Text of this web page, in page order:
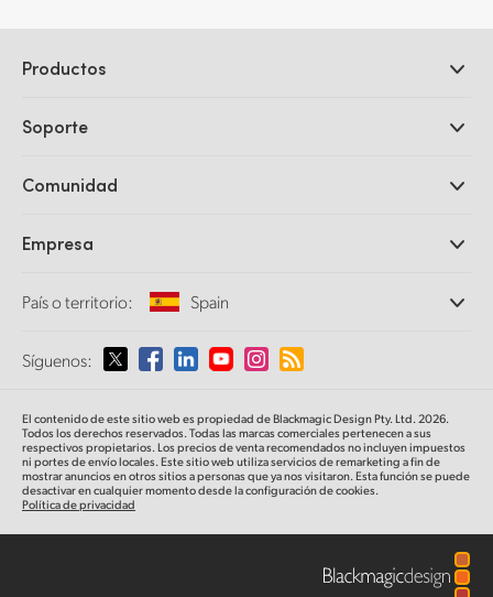
Productos
DaVinci Resolve y Fusion
Ultimatte
Captura y reproducción
Conversión de formatos
Supervisión
Almacenamiento en redes
Direccionamiento y distribución
Transmisión y codificación
Soporte
Centro de soporte técnico
Comunidad
Empresa
Perfil empresarial
Medios
País o territorio: Spain
Selecciona un país o territorio
Australia
Austria
Síguenos:
El contenido de este sitio web es propiedad de Blackmagic Design Pty. Ltd. 2026.
Todos los derechos reservados. Todas las marcas comerciales pertenecen a sus
respectivos propietarios. Los precios de venta recomendados no incluyen impuestos
ni portes de envío locales. Este sitio web utiliza servicios de remarketing a fin de
mostrar anuncios en otros sitios a personas que ya nos visitaron. Esta función se puede
desactivar en cualquier momento desde la configuración de cookies.
Política de privacidad